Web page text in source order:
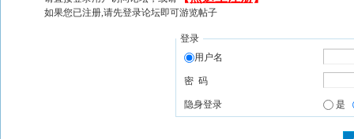
如果您已注册,请先登录论坛即可游览帖子
登录
用户名
密 码
隐身登录 是